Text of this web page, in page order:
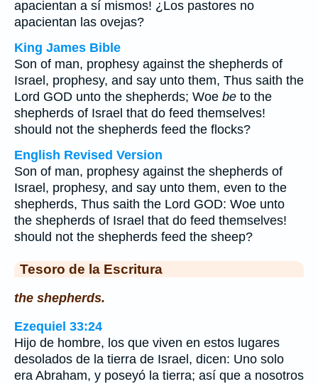
apacientan a sí mismos! ¿Los pastores no
apacientan las ovejas?
King James Bible
Son of man, prophesy against the shepherds of
Israel, prophesy, and say unto them, Thus saith the
Lord GOD unto the shepherds; Woe be to the
shepherds of Israel that do feed themselves!
should not the shepherds feed the flocks?
English Revised Version
Son of man, prophesy against the shepherds of
Israel, prophesy, and say unto them, even to the
shepherds, Thus saith the Lord GOD: Woe unto
the shepherds of Israel that do feed themselves!
should not the shepherds feed the sheep?
Tesoro de la Escritura
the shepherds.
Ezequiel 33:24
Hijo de hombre, los que viven en estos lugares
desolados de la tierra de Israel, dicen: Uno solo
era Abraham, y poseyó la tierra; así que a nosotros